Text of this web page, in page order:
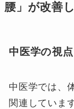
腰」が改善
中医学の視
中医学では、
関連していま